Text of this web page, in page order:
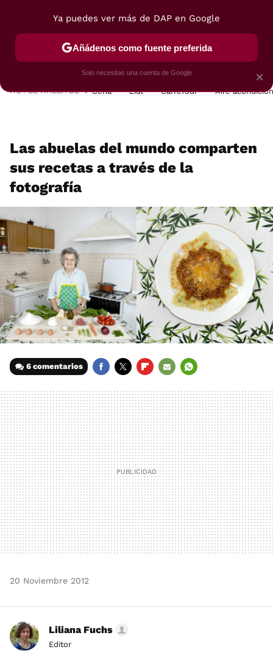
POSTRES VIAJES SELECCIÓN VEGUI
HOY SE HABLA DE Cena Lidl Carrefour Aire
Las abuelas del mundo comparten
sus recetas a través de la
fotografía
6 comentarios
MAIL
20 Noviembre 2012
Liliana Fuchs
Editor
×
Ya puedes ver más de DAP en Google
Añádenos como fuente preferida
Solo necesitas una cuenta de Google